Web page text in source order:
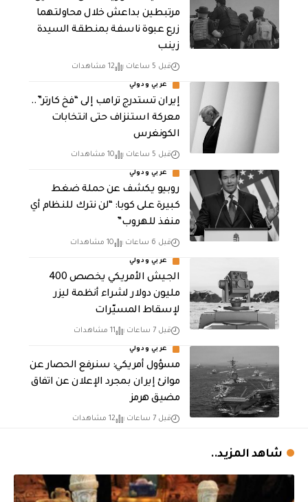
مرتبطين بداعش خلال محاولتهما
زرع عبوة ناسفة بمنطقة السيدة
زينب
قبل 5 ساعات 12 مشاهدات
عربي ودولي
إيران تستدرج ترامب إلى “فخ كارتر”..
معركة استنزاف حتى انتخابات
الكونغرس
قبل 5 ساعات 10 مشاهدات
عربي ودولي
روبيو يكشف عن حملة ضغط
كبيرة على كوبا: “لن نترك للنظام أي
منفذ للهروب”
قبل 6 ساعات 10 مشاهدات
عربي ودولي
الجيش الأمريكي يخصص 400
مليون دولار لشراء أنظمة ليزر
لإسقاط المسيّرات
قبل 7 ساعات 11 مشاهدات
عربي ودولي
مسؤول أمريكي: سنرفع الحصار عن
موانئ إيران بمجرد الإعلان عن اتفاق
مضيق هرمز
قبل 7 ساعات 12 مشاهدات
شاهد المزيد..